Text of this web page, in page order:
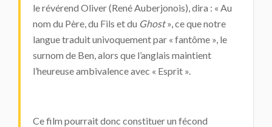
le révérend Oliver (René Auberjonois), dira : « Au
nom du Père, du Fils et du Ghost», ce que notre
langue traduit univoquement par « fantôme », le
surnom de Ben, alors que l’anglais maintient
l’heureuse ambivalence avec « Esprit ».
Ce film pourrait donc constituer un fécond